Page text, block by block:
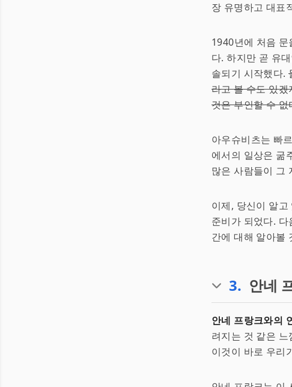
장 유명하고 대표
1940년에 처음
다. 하지만 곧 유
솔되기 시작했다.
라고 볼 수도 있
것은 부인할 수 없
아우슈비츠는 빠
에서의 일상은 굶
많은 사람들이 그
이제, 당신이 알
준비가 되었다.
간에 대해 알아볼
3. 안네
안네 프랑크와의
려지는 것 같은
이것이 바로 우리